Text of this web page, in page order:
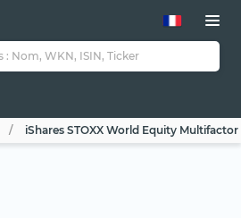
iShares STOXX World Equity Multifactor